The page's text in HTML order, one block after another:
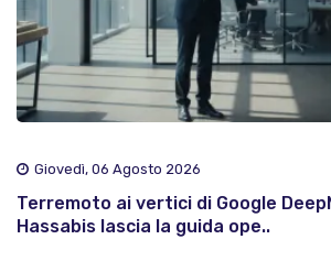
Giovedì, 06 Agosto 2026
Terremoto ai vertici di Google
Hassabis lascia la guida ope..